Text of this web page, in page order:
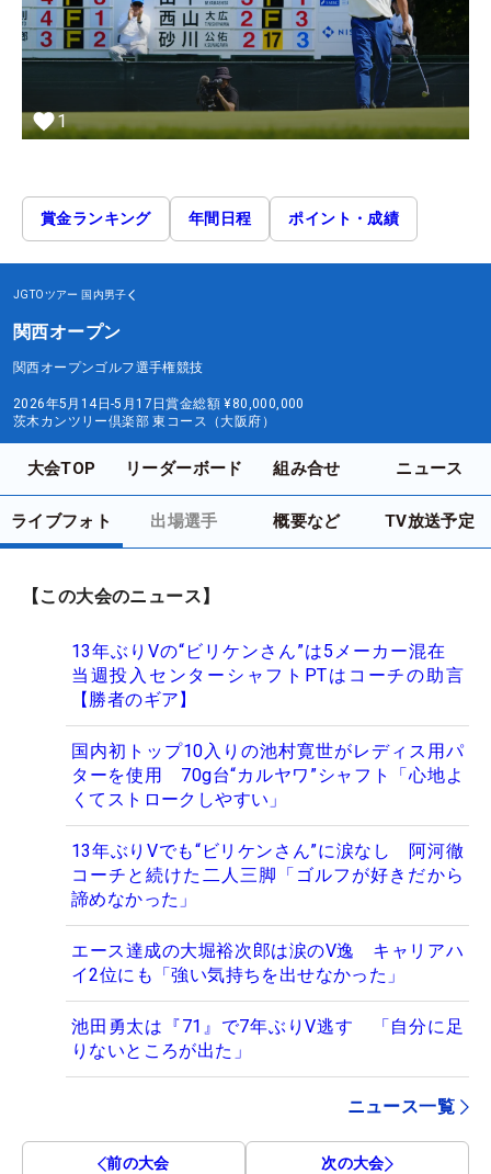
1
賞金ランキング 年間日程 ポイント・成績
JGTOツアー 国内男子
関西オープン
関西オープンゴルフ選手権競技
2026年5月14日-5月17日賞金総額 ¥80,000,000
茨木カンツリー倶楽部 東コース（大阪府）
大会TOP リーダーボード 組み合せ ニュース
ライブフォト 出場選手 概要など TV放送予定
【この大会のニュース】
13年ぶりVの“ビリケンさん”は5メーカー混在
当週投入センターシャフトPTはコーチの助言
【勝者のギア】
国内初トップ10入りの池村寛世がレディス用パ
ターを使用 70g台“カルヤワ”シャフト「心地よ
くてストロークしやすい」
13年ぶりVでも“ビリケンさん”に涙なし 阿河徹
コーチと続けた二人三脚「ゴルフが好きだから
諦めなかった」
エース達成の大堀裕次郎は涙のV逸 キャリアハ
イ2位にも「強い気持ちを出せなかった」
池田勇太は『71』で7年ぶりV逃す 「自分に足
りないところが出た」
ニュース一覧
前の大会 次の大会